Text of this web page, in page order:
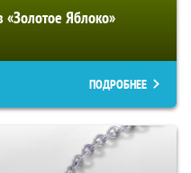
«Золотое Яблоко»
ПОДРОБНЕЕ